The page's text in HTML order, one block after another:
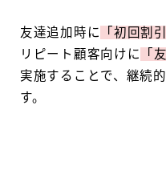
友達追加時に 「初回割
リピート顧客向けに
「
実施することで、継続
す。